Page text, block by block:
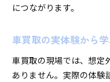
につながります。
車買取の実体験から
車買取の現場では、想定
ありません。実際の体験